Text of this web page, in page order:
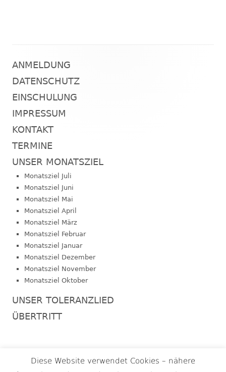
Haupt-
Seitenleiste
ANMELDUNG
DATENSCHUTZ
EINSCHULUNG
IMPRESSUM
KONTAKT
TERMINE
UNSER MONATSZIEL
Monatsziel Juli
Monatsziel Juni
Monatsziel Mai
Monatsziel April
Monatsziel März
Monatsziel Februar
Monatsziel Januar
Monatsziel Dezember
Monatsziel November
Monatsziel Oktober
UNSER TOLERANZLIED
ÜBERTRITT
Footer
TermineDiese Website verwendet Cookies – nähere